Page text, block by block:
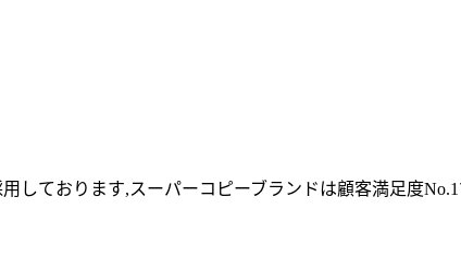
ております,スーパーコピーブランドは顧客満足度No.1